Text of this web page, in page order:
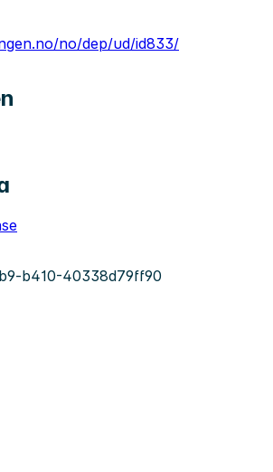
no/dep/ud/id833/
b410-40338d79ff90